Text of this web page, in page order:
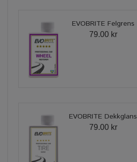
EVOBRITE Felgrens
79.00 kr
EVOBRITE Dekkglans
79.00 kr